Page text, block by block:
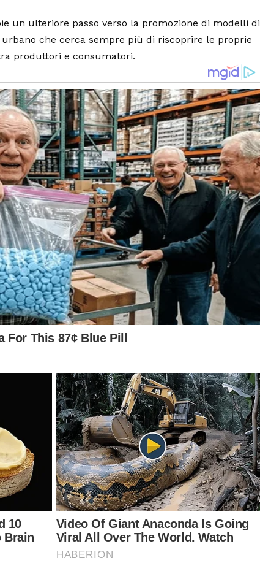
un ulteriore passo verso la promozione di modelli di
che cerca sempre più di riscoprire le proprie
produttori e consumatori.